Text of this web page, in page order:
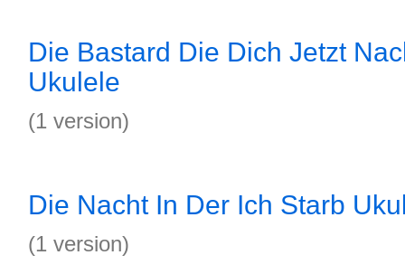
Die Bastard Die Dich Jetzt
Ukulele
(1 version)
Die Nacht In Der Ich Starb
(1 version)